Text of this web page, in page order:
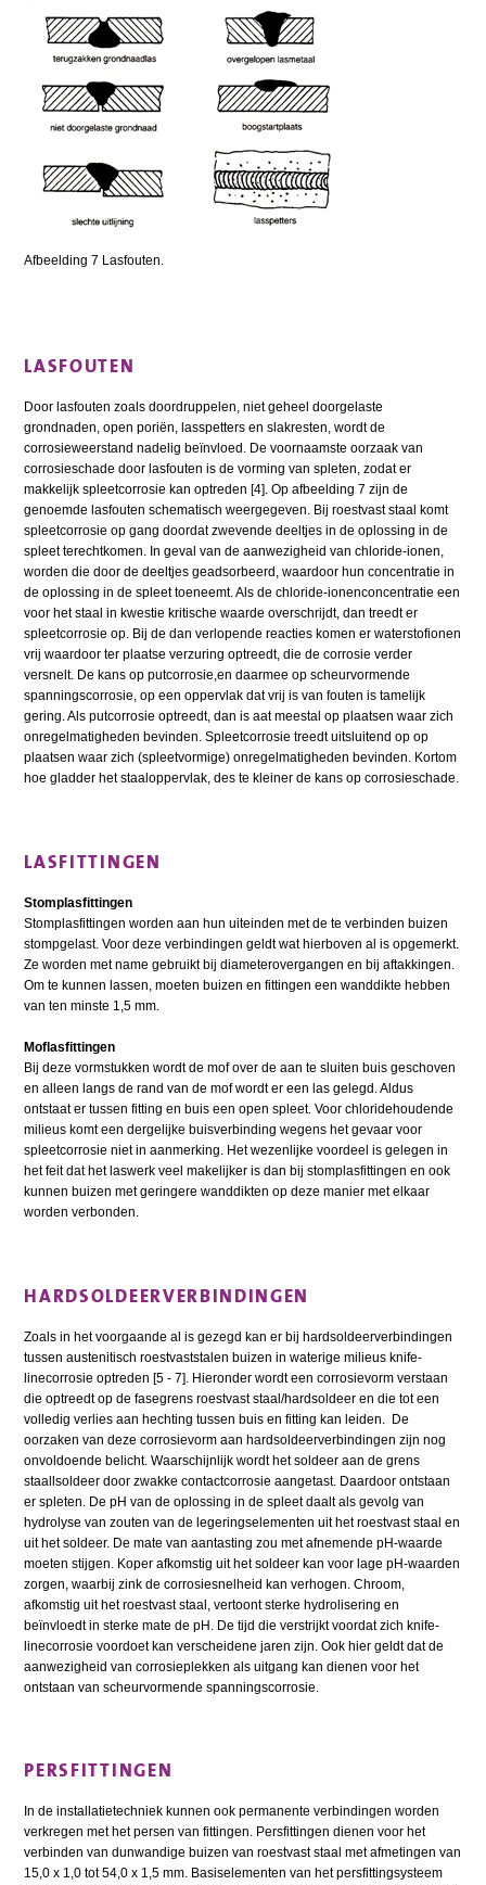
Afbeelding 7 Lasfouten.
LASFOUTEN
Door lasfouten zoals doordruppelen, niet geheel doorgelaste
grondnaden, open poriën, lasspetters en slakresten, wordt de
corrosieweerstand nadelig beïnvloed. De voornaamste oorzaak van
corrosieschade door lasfouten is de vorming van spleten, zodat er
makkelijk spleetcorrosie kan optreden [4]. Op afbeelding 7 zijn de
genoemde lasfouten schematisch weergegeven. Bij roestvast staal komt
spleetcorrosie op gang doordat zwevende deeltjes in de oplossing in de
spleet terechtkomen. In geval van de aanwezigheid van chloride-ionen,
worden die door de deeltjes geadsorbeerd, waardoor hun concentratie in
de oplossing in de spleet toeneemt. Als de chloride-ionenconcentratie een
voor het staal in kwestie kritische waarde overschrijdt, dan treedt er
spleetcorrosie op. Bij de dan verlopende reacties komen er waterstofionen
vrij waardoor ter plaatse verzuring optreedt, die de corrosie verder
versnelt. De kans op putcorrosie,en daarmee op scheurvormende
spanningscorrosie, op een oppervlak dat vrij is van fouten is tamelijk
gering. Als putcorrosie optreedt, dan is aat meestal op plaatsen waar zich
onregelmatigheden bevinden. Spleetcorrosie treedt uitsluitend op op
plaatsen waar zich (spleetvormige) onregelmatigheden bevinden. Kortom
hoe gladder het staaloppervlak, des te kleiner de kans op corrosieschade.
LASFITTINGEN
Stomplasfittingen
Stomplasfittingen worden aan hun uiteinden met de te verbinden buizen
stompgelast. Voor deze verbindingen geldt wat hierboven al is opgemerkt.
Ze worden met name gebruikt bij diameterovergangen en bij aftakkingen.
Om te kunnen lassen, moeten buizen en fittingen een wanddikte hebben
van ten minste 1,5 mm.
Moflasfittingen
Bij deze vormstukken wordt de mof over de aan te sluiten buis geschoven
en alleen langs de rand van de mof wordt er een las gelegd. Aldus
ontstaat er tussen fitting en buis een open spleet. Voor chloridehoudende
milieus komt een dergelijke buisverbinding wegens het gevaar voor
spleetcorrosie niet in aanmerking. Het wezenlijke voordeel is gelegen in
het feit dat het laswerk veel makelijker is dan bij stomplasfittingen en ook
kunnen buizen met geringere wanddikten op deze manier met elkaar
worden verbonden.
HARDSOLDEERVERBINDINGEN
Zoals in het voorgaande al is gezegd kan er bij hardsoldeerverbindingen
tussen austenitisch roestvaststalen buizen in waterige milieus knife-
linecorrosie optreden [5 - 7]. Hieronder wordt een corrosievorm verstaan
die optreedt op de fasegrens roestvast staal/hardsoldeer en die tot een
volledig verlies aan hechting tussen buis en fitting kan leiden. De
oorzaken van deze corrosievorm aan hardsoldeerverbindingen zijn nog
onvoldoende belicht. Waarschijnlijk wordt het soldeer aan de grens
staallsoldeer door zwakke contactcorrosie aangetast. Daardoor ontstaan
er spleten. De pH van de oplossing in de spleet daalt als gevolg van
hydrolyse van zouten van de legeringselementen uit het roestvast staal en
uit het soldeer. De mate van aantasting zou met afnemende pH-waarde
moeten stijgen. Koper afkomstig uit het soldeer kan voor lage pH-waarden
zorgen, waarbij zink de corrosiesnelheid kan verhogen. Chroom,
afkomstig uit het roestvast staal, vertoont sterke hydrolisering en
beïnvloedt in sterke mate de pH. De tijd die verstrijkt voordat zich knife-
linecorrosie voordoet kan verscheidene jaren zijn. Ook hier geldt dat de
aanwezigheid van corrosieplekken als uitgang kan dienen voor het
ontstaan van scheurvormende spanningscorrosie.
PERSFITTINGEN
In de installatietechniek kunnen ook permanente verbindingen worden
verkregen met het persen van fittingen. Persfittingen dienen voor het
verbinden van dunwandige buizen van roestvast staal met afmetingen van
15,0 x 1,0 tot 54,0 x 1,5 mm. Basiselementen van het persfittingsysteem